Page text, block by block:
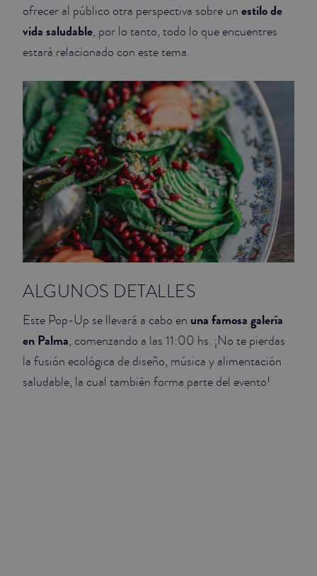
ofrecer al público otra perspectiva sobre un estilo de
vida saludable, por lo tanto, todo lo que encuentres
estará relacionado con este tema.
ALGUNOS DETALLES
Este Pop-Up se llevará a cabo en una famosa galería
en Palma, comenzando a las 11:00 hs. ¡No te pierdas
la fusión ecológica de diseño, música y alimentación
saludable, la cual también forma parte del evento!